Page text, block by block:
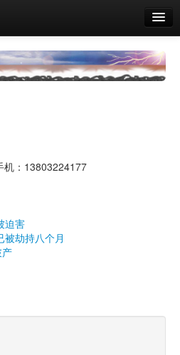
机：13803224177
迫害
劫持八个月
产